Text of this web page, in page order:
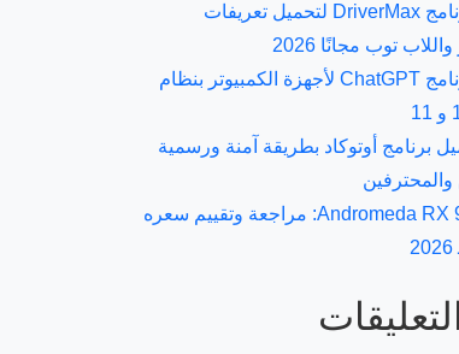
تحميل برنامج DriverMax لتحميل تعريفات
توب مجانًا 2026
تحميل برنامج ChatGPT لأجهزة الكمبيوتر بنظام
برنامج أوتوكاد بطريقة آمنة ورسمية
والمحترفين
Andromeda RX 9070 XT: مراجعة وتقييم سعره